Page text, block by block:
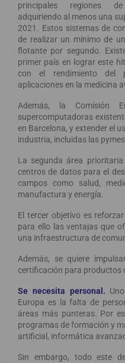
principales regiones
adquiriendo al menos una
2021. Estos sistemas de
de realizar un mínimo de un
flotante por segundo.
primer país en lograr este
con el rendimiento del
aplicaciones en la medicina
Además, la Comisión
supercomputadoras
en Barcelona, y extender el
industria, incluidas las
La segunda área
centros de datos para el
campos como salud,
manufactura y energía.
El tercer objetivo es
para ello las ventajas que
una infraestructura de
Además, se quiere
certificación para productos
Se necesita personal.
Europa es la falta de
áreas más punteras. Por
programas de formación y
artificial, informática
Sin embargo, todo este